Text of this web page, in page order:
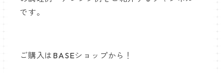
です。
ご購入はBASEショップから！